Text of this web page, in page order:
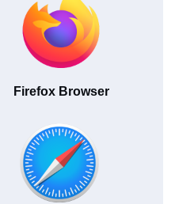
Firefox Browser